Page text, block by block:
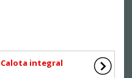
Calota integral